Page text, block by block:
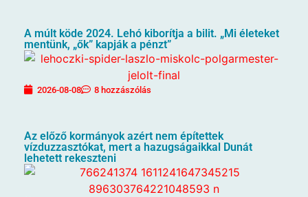
A múlt köde 2024. Lehó kiborítja a bilit. „Mi életeket
mentünk, „ők” kapják a pénzt”
2026-08-08 8 hozzászólás
Az előző kormányok azért nem építettek
vízduzzasztókat, mert a hazugságaikkal Dunát
lehetett rekeszteni